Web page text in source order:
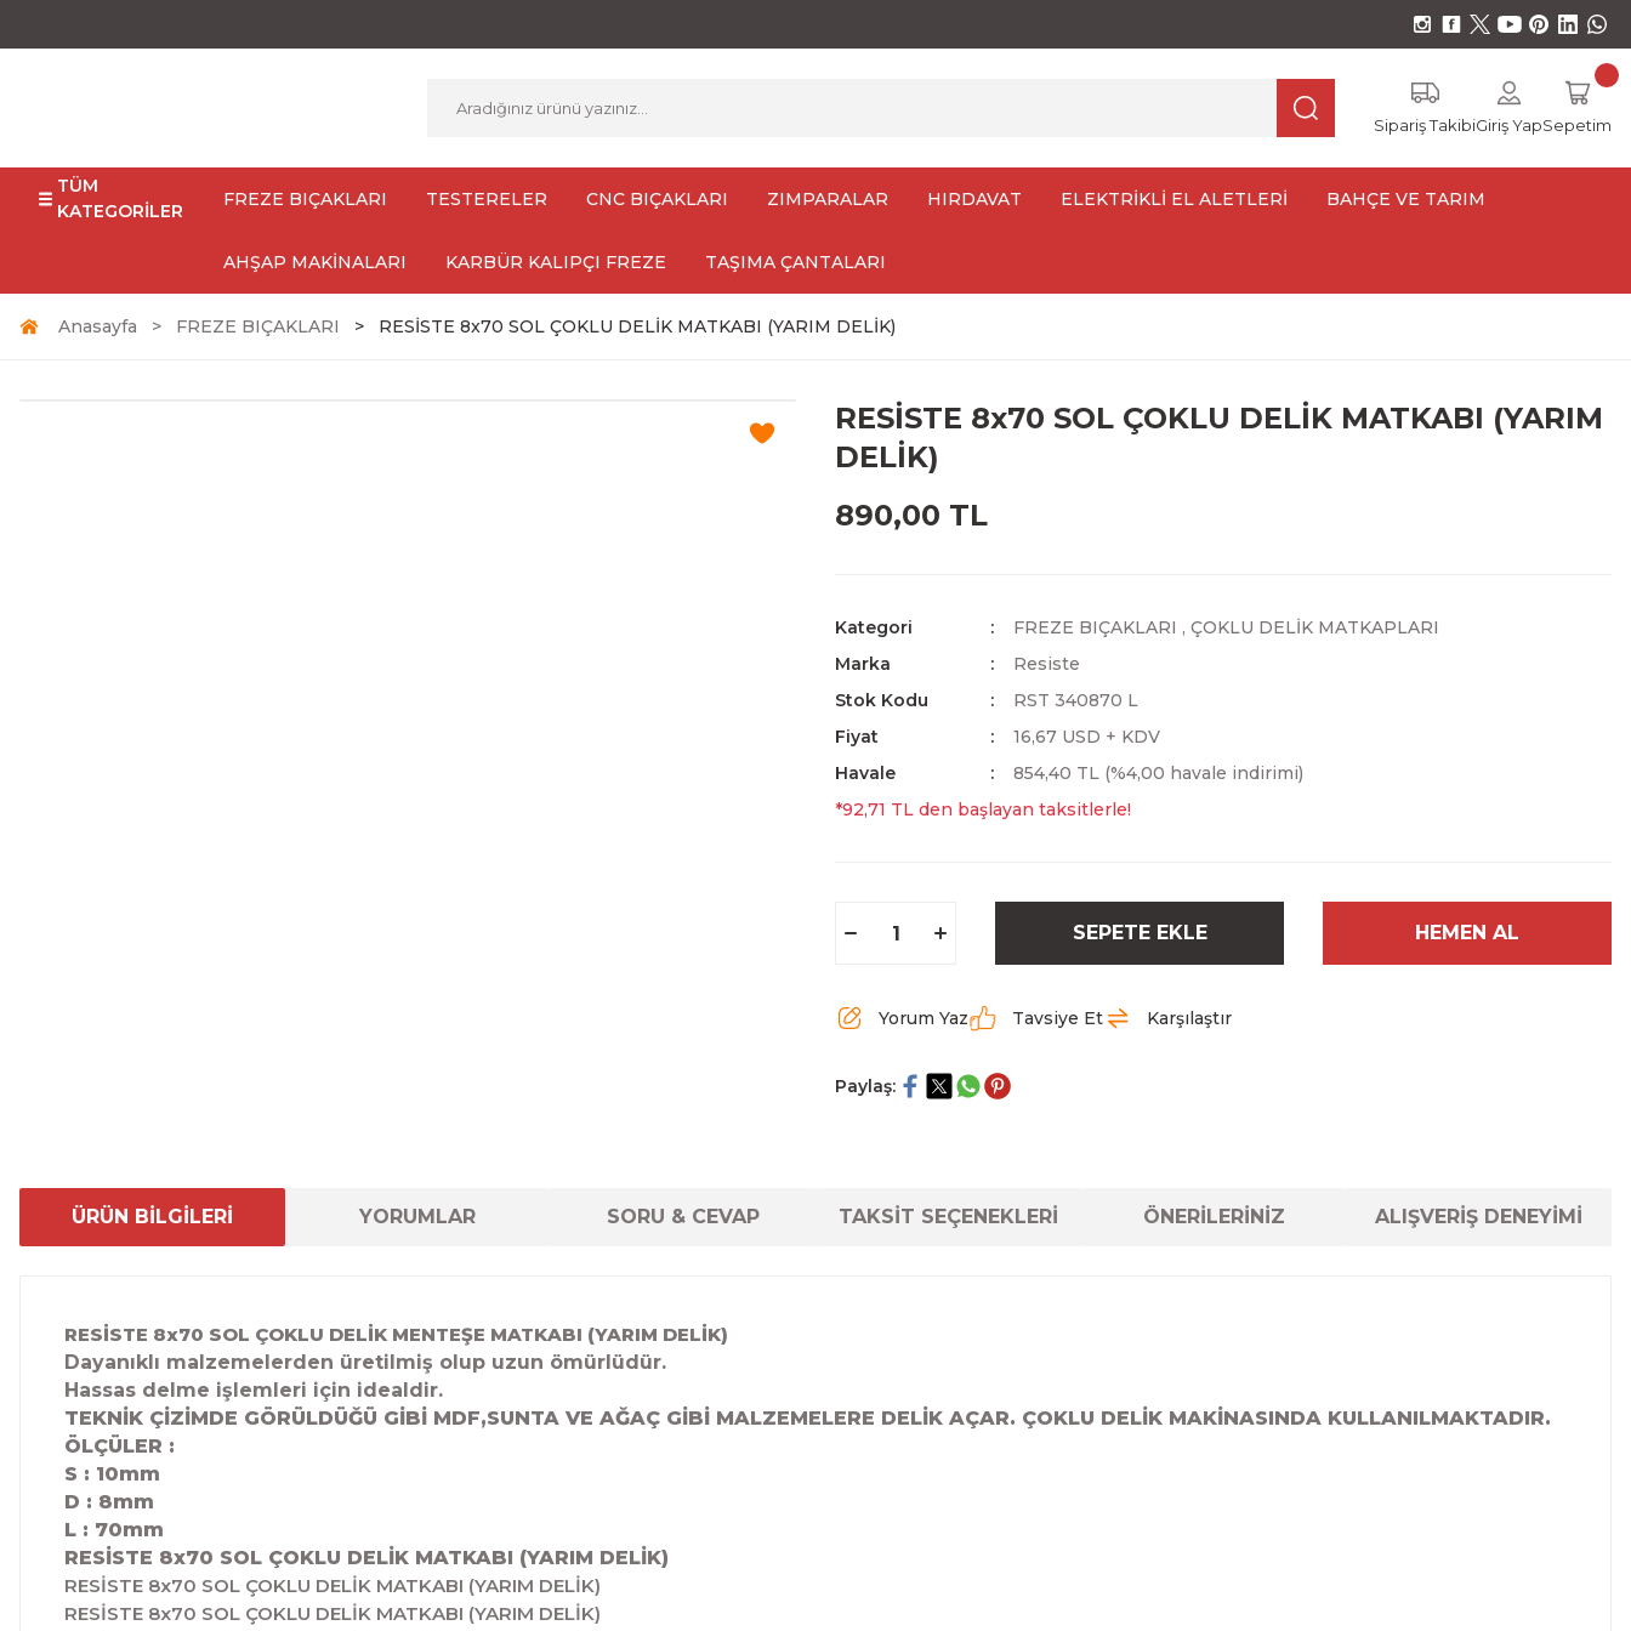
Sipariş TakibiGiriş YapSepetim
TÜM
KATEGORİLER
FREZE BIÇAKLARI TESTERELER CNC BIÇAKLARI ZIMPARALAR HIRDAVAT ELEKTRİKLİ EL ALETLERİ BAHÇE VE TARIM
AHŞAP MAKİNALARI KARBÜR KALIPÇI FREZE TAŞIMA ÇANTALARI
Anasayfa FREZE BIÇAKLARI RESİSTE 8x70 SOL ÇOKLU DELİK MATKABI (YARIM DELİK)
RESİSTE 8x70 SOL ÇOKLU DELİK MATKABI (YARIM
DELİK)
890,00 TL
Kategori FREZE BIÇAKLARI , ÇOKLU DELİK MATKAPLARI
Marka
Resiste
Stok Kodu
RST 340870 L
Fiyat
16,67 USD + KDV
Havale
854,40 TL (%4,00 havale indirimi)
*92,71 TL den başlayan taksitlerle!
SEPETE EKLE HEMEN AL
Yorum Yaz Tavsiye Et Karşılaştır
Paylaş:
ÜRÜN BİLGİLERİ YORUMLAR SORU & CEVAP TAKSİT SEÇENEKLERİ ÖNERİLERİNİZ ALIŞVERİŞ DENEYİMİ
RESİSTE 8x70 SOL ÇOKLU DELİK MENTEŞE MATKABI (YARIM DELİK)
Dayanıklı malzemelerden üretilmiş olup uzun ömürlüdür.
Hassas delme işlemleri için idealdir.
TEKNİK ÇİZİMDE GÖRÜLDÜĞÜ GİBİ MDF,SUNTA VE AĞAÇ GİBİ MALZEMELERE DELİK AÇAR. ÇOKLU DELİK MAKİNASINDA KULLANILMAKTADIR.
ÖLÇÜLER :
S : 10mm
D : 8mm
L : 70mm
RESİSTE 8x70 SOL ÇOKLU DELİK MATKABI (YARIM DELİK)
RESİSTE 8x70 SOL ÇOKLU DELİK MATKABI (YARIM DELİK)
RESİSTE 8x70 SOL ÇOKLU DELİK MATKABI (YARIM DELİK)